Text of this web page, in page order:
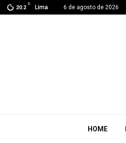
20.2
C
Lima 6 de agosto de 2026
HOME